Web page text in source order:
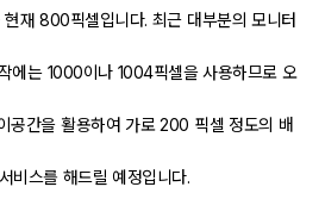
재 800픽셀입니다. 최근 대부분의 모니터
에는 1000이나 1004픽셀을 사용하므로 오
공간을 활용하여 가로 200 픽셀 정도의 배
비스를 해드릴 예정입니다.